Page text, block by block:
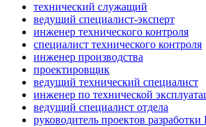
технический служащий
ведущий специалист-эксперт
инженер технического контроля
специалист технического контроля
инженер производства
проектировщик
ведущий технический специалист
инженер по технической
ведущий специалист отдела
руководитель проектов